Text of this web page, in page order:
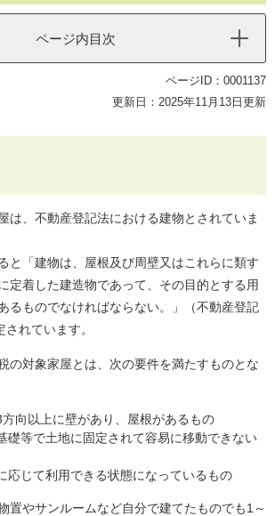
ページ内目次
ページID：0001137
更新日：2025年11月13日更新
は、不動産登記法における建物とされていま
と「建物は、屋根及び周壁又はこれらに類す
定着した建造物であって、その目的とする用
るものでなければならない。」（不動産登記
れています。
の対象家屋とは、次の要件を満たすものとな
向以上に壁があり、屋根があるもの
礎等で土地に固定されて容易に移動できない
応じて利用できる状態になっているもの
置やサンルームなど自分で建てたものでも1～